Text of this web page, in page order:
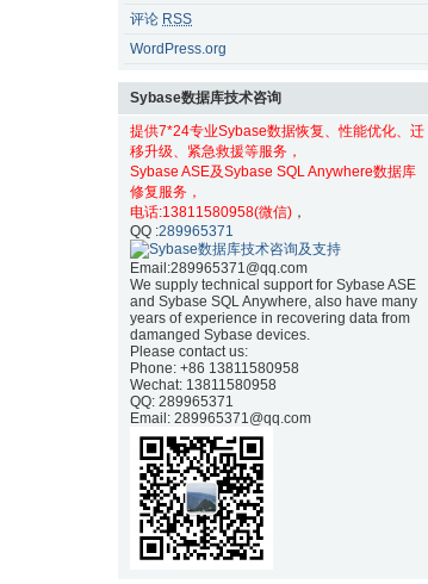
评论 RSS
WordPress.org
Sybase数据库技术咨询
提供7*24专业Sybase数据恢复、性能优化、迁
移升级、紧急救援等服务，
Sybase ASE及Sybase SQL Anywhere数据库
修复服务，
电话:13811580958(微信) ，
QQ :289965371
Email:289965371@qq.com
We supply technical support for Sybase ASE
and Sybase SQL Anywhere, also have many
years of experience in recovering data from
damanged Sybase devices.
Please contact us:
Phone: +86 13811580958
Wechat: 13811580958
QQ: 289965371
Email: 289965371@qq.com